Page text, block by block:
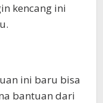
kencang ini
ini baru bisa
bantuan dari